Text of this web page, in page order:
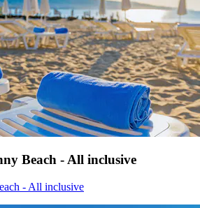
Beach - All inclusive
- All inclusive